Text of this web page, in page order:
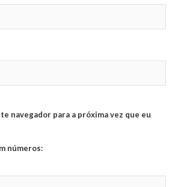
navegador para a próxima vez que eu
números: